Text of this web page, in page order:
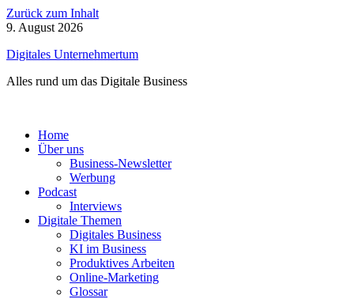
Zurück zum Inhalt
9. August 2026
Digitales Unternehmertum
Alles rund um das Digitale Business
Home
Über uns
Business-Newsletter
Werbung
Podcast
Interviews
Digitale Themen
Digitales Business
KI im Business
Produktives Arbeiten
Online-Marketing
Glossar